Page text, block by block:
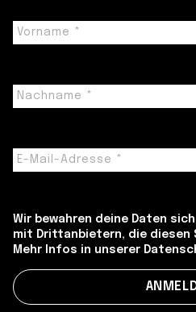
Wir bewahren deine Daten
mit Drittanbietern, die diesen
Mehr Infos in unserer